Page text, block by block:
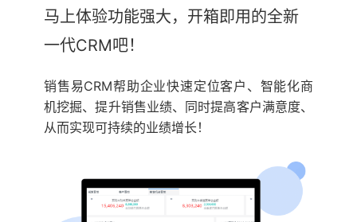
马上体验功能强大，开箱即用的全新
一代CRM吧！
销售易CRM帮助企业快速定位客户、智能化商
机挖掘、提升销售业绩、同时提高客户满意度、
从而实现可持续的业绩增长！